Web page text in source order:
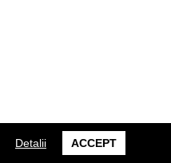
Detalii ACCEPT